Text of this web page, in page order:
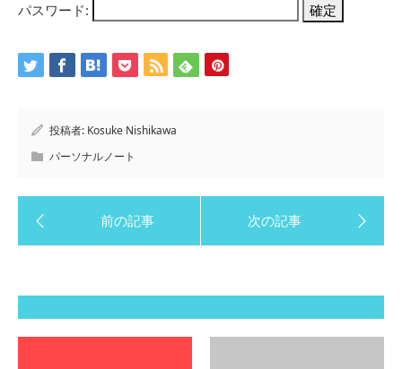
パスワード:
投稿者: Kosuke Nishikawa
パーソナルノート